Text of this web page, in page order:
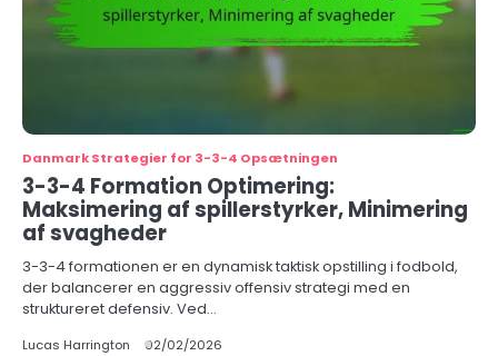
Danmark Strategier for 3-3-4 Opsætningen
3-3-4 Formation Optimering:
Maksimering af spillerstyrker, Minimering
af svagheder
3-3-4 formationen er en dynamisk taktisk opstilling i fodbold,
der balancerer en aggressiv offensiv strategi med en
struktureret defensiv. Ved…
Lucas Harrington 02/02/2026